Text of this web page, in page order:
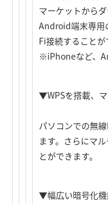
マーケットから
Android端末専用
Fi接続することが
※iPhoneなど、
▼WPSを搭載、マ
パソコンでの無
ます。さらにマ
とができます。
▼幅広い暗号化